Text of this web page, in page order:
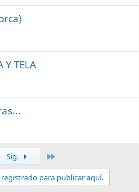
Y TELA
Sig.
para publicar aquí.